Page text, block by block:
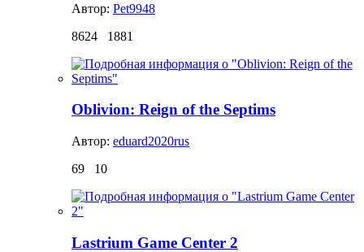
Автор: Pet9948
8624
1881
Oblivion: Reign of the Septims
Автор: eduard2020rus
69
10
Lastrium Game Center 2